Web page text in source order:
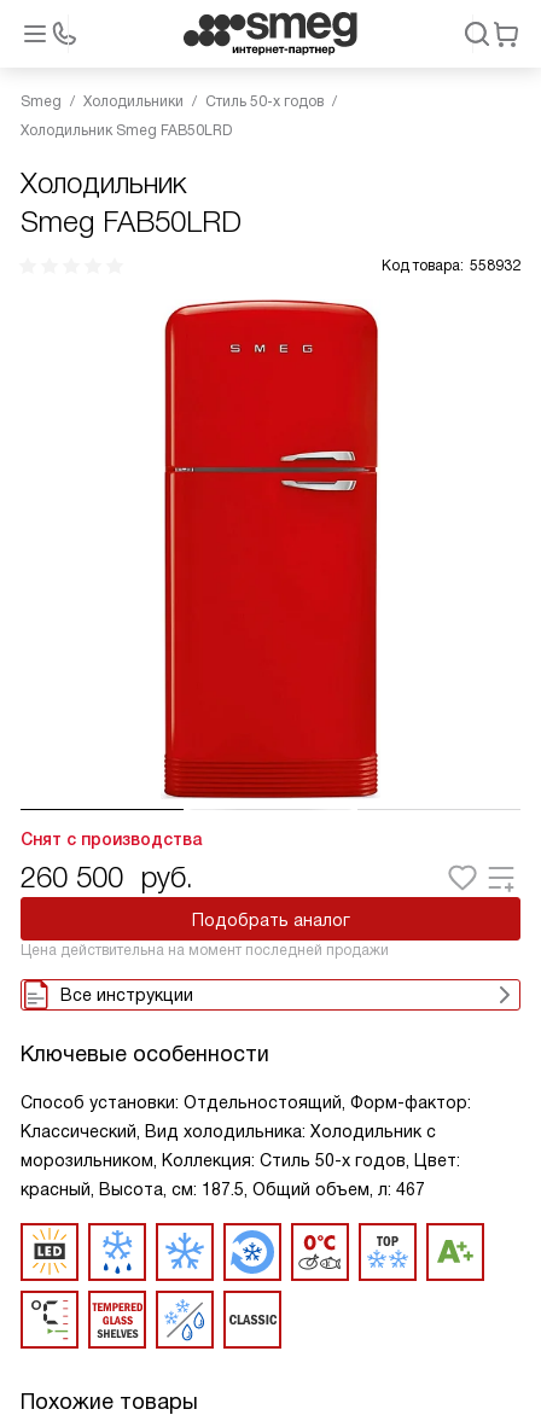
Smeg Холодильники
Стиль 50-х годов
Холодильник Smeg FAB50LRD
Холодильник
Smeg FAB50LRD
Код товара: 558932
Снят с производства
260 500 руб.
Подобрать аналог
Цена действительна на момент последней продажи
Все инструкции
Ключевые особенности
Способ установки: Отдельностоящий, Форм-фактор:
Классический, Вид холодильника: Холодильник с
морозильником, Коллекция: Стиль 50-х годов, Цвет:
красный, Высота, см: 187.5, Общий объем, л: 467
Похожие товары